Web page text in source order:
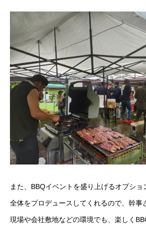
また、BBQイベントを盛り上げるオプショ
全体をプロデュースしてくれるので、幹事
現場や会社敷地などの環境でも、楽しく